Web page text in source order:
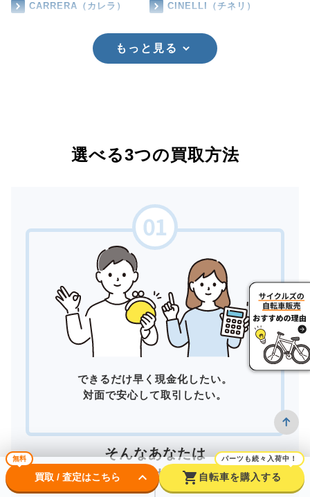
CARRERA（カレラ） CINELLI（チネリ）
もっと見る
選べる3つの買取方法
できるだけ早く現金化したい。
対面で安心して取引したい。
そんなあなたは
店頭買取がおすすめ！
無料
買取 / 査定はこちら keyboard_arrow_down shopping_cart
パーツも続々入荷中！
自転車を購入する